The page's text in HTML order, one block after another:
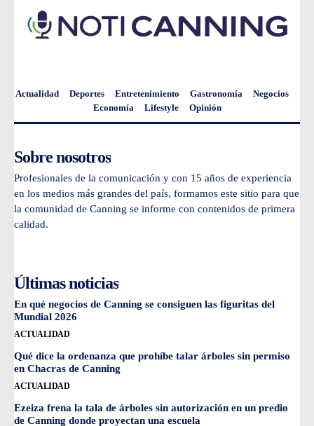
Actualidad Deportes Entretenimiento Gastronomía
Negocios
Economía
Lifestyle Opinión
Sobre nosotros
Profesionales de la comunicación y con 15 años de experiencia
en los medios más grandes del país, formamos este sitio para que
la comunidad de Canning se informe con contenidos de primera
calidad.
Últimas noticias
En qué negocios de Canning se consiguen las figuritas del
Mundial 2026
ACTUALIDAD
Qué dice la ordenanza que prohíbe talar árboles sin permiso
en Chacras de Canning
ACTUALIDAD
Ezeiza frena la tala de árboles sin autorización en un predio
de Canning donde proyectan una escuela